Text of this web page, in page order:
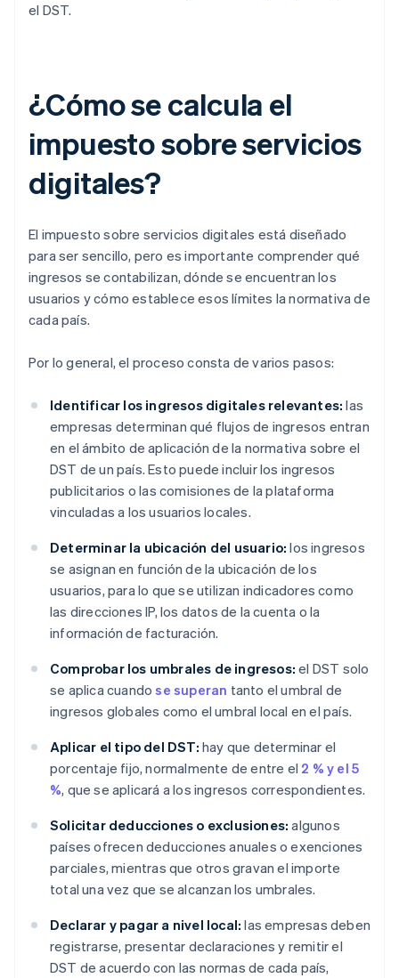
el DST.
¿Cómo se calcula el
impuesto sobre servicios
digitales?
El impuesto sobre servicios digitales está diseñado
para ser sencillo, pero es importante comprender qué
ingresos se contabilizan, dónde se encuentran los
usuarios y cómo establece esos límites la normativa de
cada país.
Por lo general, el proceso consta de varios pasos:
Identificar los ingresos digitales relevantes: las
empresas determinan qué flujos de ingresos entran
en el ámbito de aplicación de la normativa sobre el
DST de un país. Esto puede incluir los ingresos
publicitarios o las comisiones de la plataforma
vinculadas a los usuarios locales.
Determinar la ubicación del usuario: los ingresos
se asignan en función de la ubicación de los
usuarios, para lo que se utilizan indicadores como
las direcciones IP, los datos de la cuenta o la
información de facturación.
Comprobar los umbrales de ingresos: el DST solo
se aplica cuandose superan tanto el umbral de
ingresos globales como el umbral local en el país.
Aplicar el tipo del DST: hay que determinar el
porcentaje fijo, normalmente de entre el 2 % y el 5
%, que se aplicará a los ingresos correspondientes.
Solicitar deducciones o exclusiones: algunos
países ofrecen deducciones anuales o exenciones
parciales, mientras que otros gravan el importe
total una vez que se alcanzan los umbrales.
Declarar y pagar a nivel local: las empresas deben
registrarse, presentar declaraciones y remitir el
DST de acuerdo con las normas de cada país,